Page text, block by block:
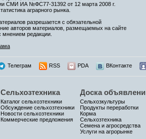
СМИ ИА №ФС77-31392 от 12 марта 2008 г.
аграрного рынка.
разрешается с обязательной
авторов материалов, размещаемых на сайте
мнением редакции.
Телеграм RSS PDA ВКонтакте
Сельхозтехника
Каталог сельхозтехники
Обсуждение сельхозтехники
Новости сельхозтехники
Коммерческие предложения
Доска
Сельхозкультуры
Продукты переработки
Корма
Сельхозтехника
Семена и агросредства
Услуги на агрорынке